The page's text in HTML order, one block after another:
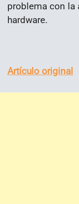
problema con la
hardware.
Artículo original